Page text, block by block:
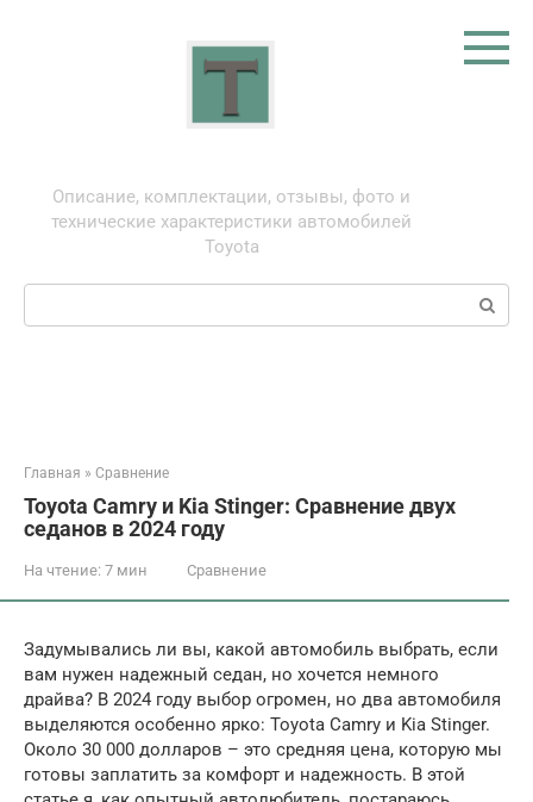
Описание, комплектации, отзывы, фото и
технические характеристики автомобилей
Toyota
Поиск:
Главная » Сравнение
Toyota Camry и Kia Stinger: Сравнение двух
седанов в 2024 году
На чтение: 7 мин Сравнение
Задумывались ли вы, какой автомобиль выбрать, если
вам нужен надежный седан, но хочется немного
драйва? В 2024 году выбор огромен, но два автомобиля
выделяются особенно ярко: Toyota Camry и Kia Stinger.
Около 30 000 долларов – это средняя цена, которую мы
готовы заплатить за комфорт и надежность. В этой